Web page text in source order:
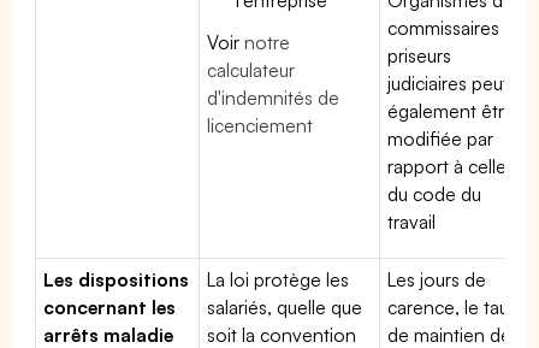
Voirnotre
calculateur
d'indemnités de
licenciement
commissaires
priseurs
judiciaires peut
également être
modifiée par
rapport à celle
du code du
travail
Les dispositions
concernant les
arrêts maladie
La loi protège les
salariés, quelle que
soit la convention
Les jours de
carence, le taux
de maintien de